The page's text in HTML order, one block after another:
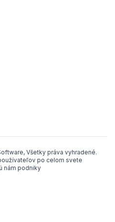
Všetky práva vyhradené.
po celom svete
nám podniky